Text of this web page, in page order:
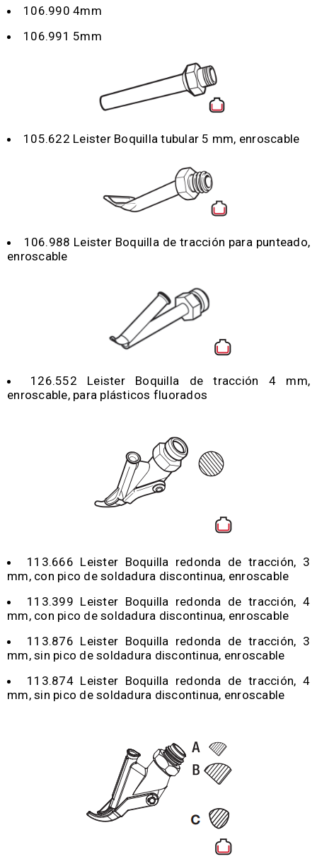
106.990 4mm
106.991 5mm
105.622 Leister Boquilla tubular 5 mm, enroscable
106.988 Leister Boquilla de tracción para punteado,
enroscable
126.552 Leister Boquilla de tracción 4 mm,
enroscable, para plásticos fluorados
113.666 Leister Boquilla redonda de tracción, 3
mm, con pico de soldadura discontinua, enroscable
113.399 Leister Boquilla redonda de tracción, 4
mm, con pico de soldadura discontinua, enroscable
113.876 Leister Boquilla redonda de tracción, 3
mm, sin pico de soldadura discontinua, enroscable
113.874 Leister Boquilla redonda de tracción, 4
mm, sin pico de soldadura discontinua, enroscable